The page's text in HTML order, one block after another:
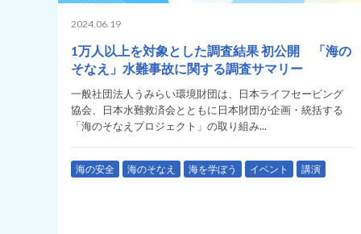
2024.06.19
1万人以上を対象とした調査結果 初公開 「海の
そなえ」水難事故に関する調査サマリー
一般社団法人うみらい環境財団は、日本ライフセービング
協会、日本水難救済会とともに日本財団が企画・統括する
「海のそなえプロジェクト」の取り組み...
海の安全 海のそなえ 海を学ぼう イベント 講演